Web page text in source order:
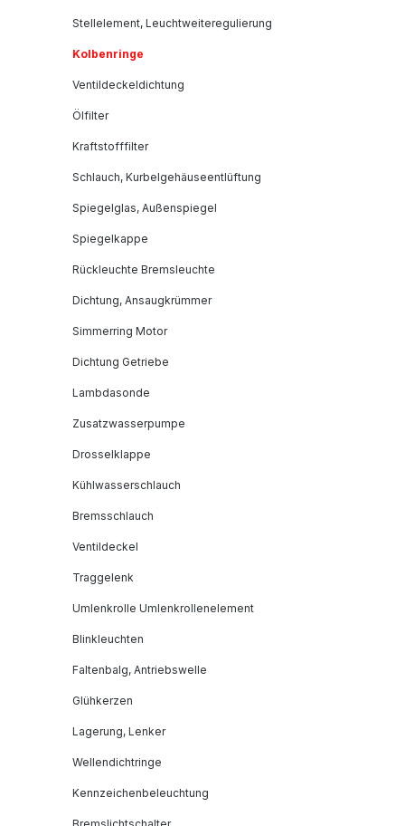
Stellelement, Leuchtweiteregulierung
Kolbenringe
Ventildeckeldichtung
Ölfilter
Kraftstofffilter
Schlauch, Kurbelgehäuseentlüftung
Spiegelglas, Außenspiegel
Spiegelkappe
Rückleuchte Bremsleuchte
Dichtung, Ansaugkrümmer
Simmerring Motor
Dichtung Getriebe
Lambdasonde
Zusatzwasserpumpe
Drosselklappe
Kühlwasserschlauch
Bremsschlauch
Ventildeckel
Traggelenk
Umlenkrolle Umlenkrollenelement
Blinkleuchten
Faltenbalg, Antriebswelle
Glühkerzen
Lagerung, Lenker
Wellendichtringe
Kennzeichenbeleuchtung